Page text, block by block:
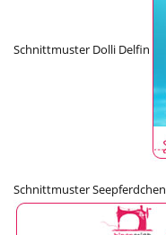
Schnittmuster Dolli Delfin
Schnittmuster Seepferdchen